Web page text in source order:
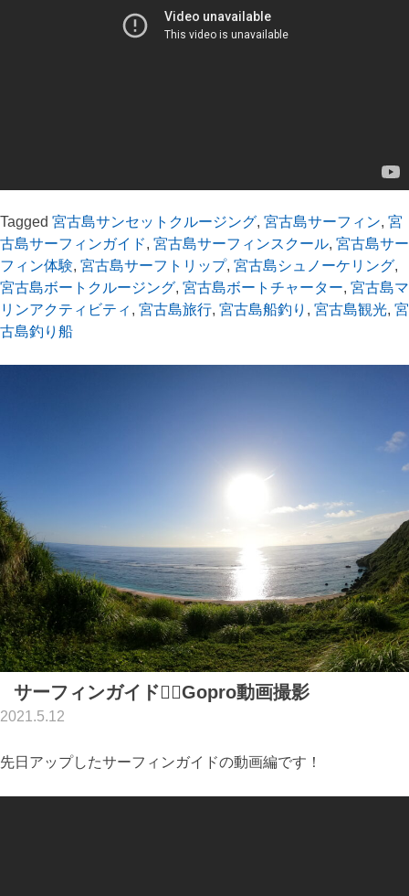
Tagged 宮古島サンセットクルージング, 宮古島サーフィン, 宮
古島サーフィンガイド, 宮古島サーフィンスクール, 宮古島サー
フィン体験, 宮古島サーフトリップ, 宮古島シュノーケリング,
宮古島ボートクルージング, 宮古島ボートチャーター, 宮古島マ
リンアクティビティ , 宮古島旅行, 宮古島船釣り , 宮古島観光, 宮
古島釣り船
サーフィンガイド🏄‍♂️Gopro動画撮影
2021.5.12
先日アップしたサーフィンガイドの動画編です！